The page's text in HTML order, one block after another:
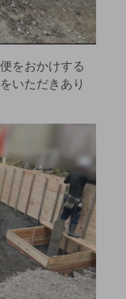
をおかけする
いただきあり